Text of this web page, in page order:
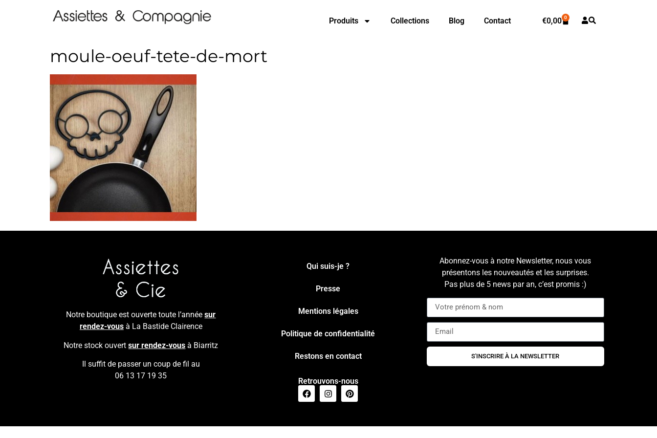
Produits Collections Blog Contact €0,00 0
moule-oeuf-tete-de-mort
Notre boutique est ouverte toute l’annéesur
rendez-vousà La Bastide Clairence
Notre stock ouvertsur rendez-vous à Biarritz
Il suffit de passer un coup de fil au
06 13 17 19 35
Qui suis-je ?
Presse
Mentions légales
Politique de confidentialité
Restons en contact
Retrouvons-nous
Abonnez-vous à notre Newsletter, nous vous
présentons les nouveautés et les surprises.
Pas plus de 5 news par an, c’est promis :)
S'INSCRIRE À LA NEWSLETTER